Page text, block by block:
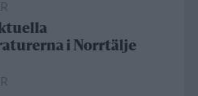
i Norrtälje